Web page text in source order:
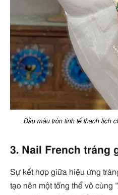
Đầu màu tròn tinh tế thanh lịch
3. Nail French tráng
Sự kết hợp giữa hiệu ứng
tạo nên một tổng thể vô cùng